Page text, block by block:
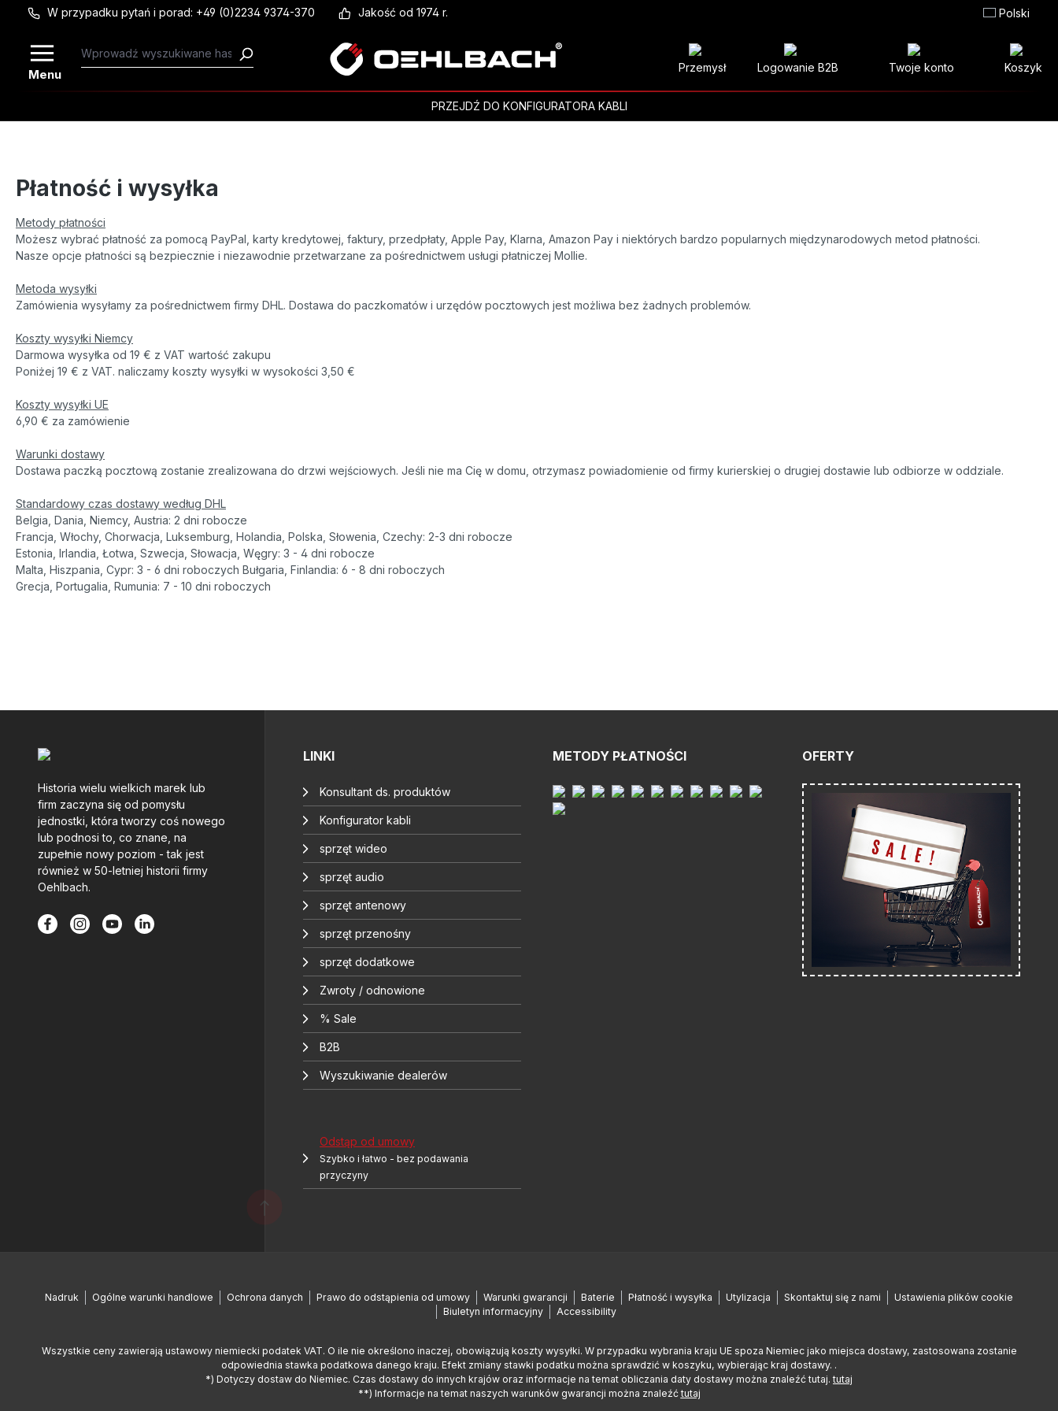
Przejdź do głównej zawartości
W przypadku pytań i porad: +49 (0)2234 9374-370 Jakość od 1974 r. Polski
Menu Przemysł Logowanie B2B Twoje konto Koszyk
PRZEJDŹ DO KONFIGURATORA KABLI
Płatność i wysyłka
Metody płatności
Możesz wybrać płatność za pomocą PayPal, karty kredytowej, faktury, przedpłaty, Apple Pay, Klarna, Amazon Pay i niektórych bardzo popularnych międzynarodowych metod płatności.
Nasze opcje płatności są bezpiecznie i niezawodnie przetwarzane za pośrednictwem usługi płatniczej Mollie.
Metoda wysyłki
Zamówienia wysyłamy za pośrednictwem firmy DHL. Dostawa do paczkomatów i urzędów pocztowych jest możliwa bez żadnych problemów.
Koszty wysyłki Niemcy
Darmowa wysyłka od 19 € z VAT wartość zakupu
Poniżej 19 € z VAT. naliczamy koszty wysyłki w wysokości 3,50 €
Koszty wysyłki UE
6,90 € za zamówienie
Warunki dostawy
Dostawa paczką pocztową zostanie zrealizowana do drzwi wejściowych. Jeśli nie ma Cię w domu, otrzymasz powiadomienie od firmy kurierskiej o drugiej dostawie lub odbiorze w oddziale.
Standardowy czas dostawy według DHL
Belgia, Dania, Niemcy, Austria: 2 dni robocze
Francja, Włochy, Chorwacja, Luksemburg, Holandia, Polska, Słowenia, Czechy: 2-3 dni robocze
Estonia, Irlandia, Łotwa, Szwecja, Słowacja, Węgry: 3 - 4 dni robocze
Malta, Hiszpania, Cypr: 3 - 6 dni roboczych Bułgaria, Finlandia: 6 - 8 dni roboczych
Grecja, Portugalia, Rumunia: 7 - 10 dni roboczych
Historia wielu wielkich marek lub
firm zaczyna się od pomysłu
jednostki, która tworzy coś nowego
lub podnosi to, co znane, na
zupełnie nowy poziom - tak jest
również w 50-letniej historii firmy
Oehlbach.
LINKI
Konsultant ds. produktów
Konfigurator kabli
sprzęt wideo
sprzęt audio
sprzęt antenowy
sprzęt przenośny
sprzęt dodatkowe
Zwroty / odnowione
% Sale
B2B
Wyszukiwanie dealerów
Odstąp od umowy
Szybko i łatwo - bez podawania
przyczyny
METODY PŁATNOŚCI OFERTY
Nadruk Ogólne warunki handlowe Ochrona danych Prawo do odstąpienia od umowy Warunki gwarancji Baterie Płatność i wysyłka Utylizacja Skontaktuj się z nami
Ustawienia plików cookie
Biuletyn informacyjny
Accessibility
Wszystkie ceny zawierają ustawowy niemiecki podatek VAT. O ile nie określono inaczej, obowiązują koszty wysyłki. W przypadku wybrania kraju UE spoza Niemiec jako miejsca dostawy, zastosowana zostanie
odpowiednia stawka podatkowa danego kraju. Efekt zmiany stawki podatku można sprawdzić w koszyku, wybierając kraj dostawy. .
*) Dotyczy dostaw do Niemiec. Czas dostawy do innych krajów oraz informacje na temat obliczania daty dostawy można znaleźć tutaj.tutaj
**) Informacje na temat naszych warunków gwarancji można znaleźćtutaj